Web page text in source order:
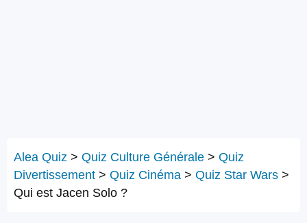
Alea Quiz > Quiz Culture Générale > Quiz
Divertissement > Quiz Cinéma > Quiz Star Wars >
Qui est Jacen Solo ?